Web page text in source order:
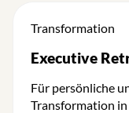
Transformation
Executive
Für persönliche
Transformation